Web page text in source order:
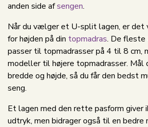
anden side afsengen.
Når du vælger et U-split lagen, er det
for højden på din topmadras. De fleste
passer til topmadrasser på 4 til 8 cm,
modeller til højere topmadrasser. Mål
bredde og højde, så du får den bedst
seng.
Et lagen med den rette pasform giver
udtryk, men bidrager også til en bedre